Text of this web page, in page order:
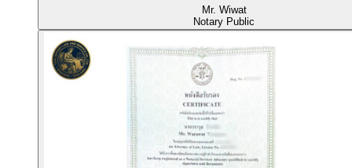
Mr. Wiwat
Notary Public